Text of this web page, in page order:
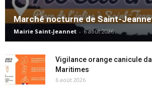
Marché nocturne de Saint-
Mairie Saint-Jeannet - 6 août 2026
Vigilance orange canicule
Maritimes
6 août 2026